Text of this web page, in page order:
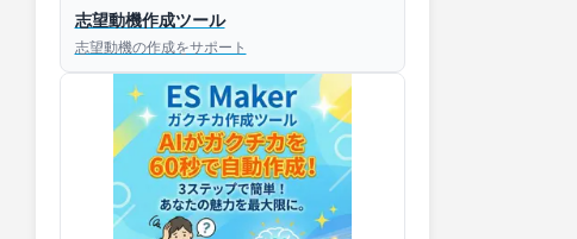
志望動機作成ツール
志望動機の作成をサポート